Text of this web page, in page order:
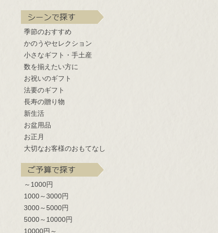
季節のおすすめ
かのうやセレクション
小さなギフト・手土産
数を揃えたい方に
お祝いのギフト
法要のギフト
長寿の贈り物
新生活
お盆用品
お正月
大切なお客様のおもてなし
～1000円
1000～3000円
3000～5000円
5000～10000円
10000円～